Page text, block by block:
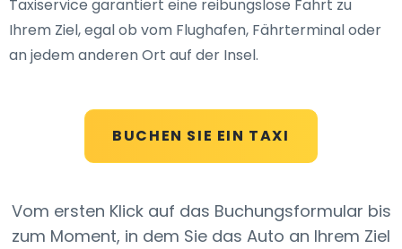
BUCHEN SIE EIN TAXI
Taxiservice garantiert eine reibungslose Fahrt zu
Ihrem Ziel, egal ob vom Flughafen, Fährterminal oder
an jedem anderen Ort auf der Insel.
Vom ersten Klick auf das Buchungsformular bis
zum Moment, in dem Sie das Auto an Ihrem Ziel